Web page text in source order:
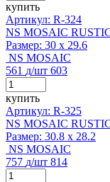
купить
Артикул: R-324
NS MOSAIC
Размер: 30 x 29.6
NS MOSAIC
561 д/шт 603
купить
Артикул: R-325
NS MOSAIC
Размер: 30.8 x 28.2
NS MOSAIC
757 д/шт 814